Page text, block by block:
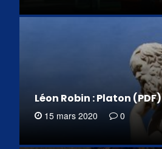
Léon Robin : Platon (PDF)
15 mars 2020 0